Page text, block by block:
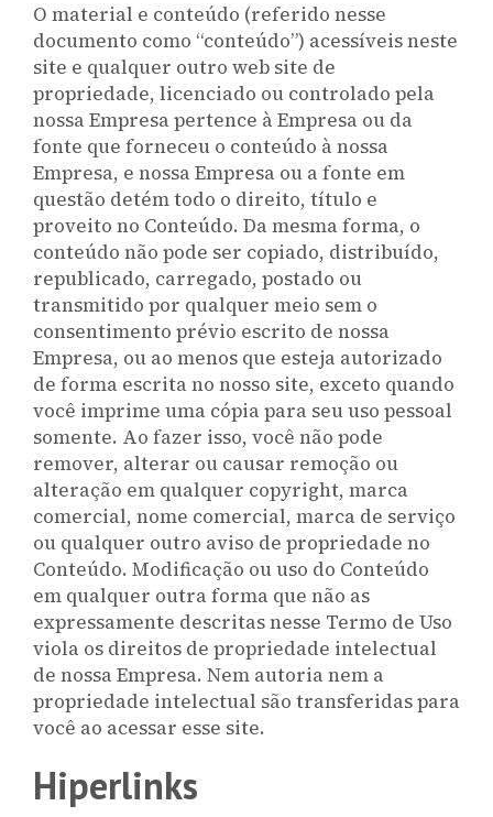
O material e conteúdo (referido nesse
documento como “conteúdo”) acessíveis neste
site e qualquer outro web site de
propriedade, licenciado ou controlado pela
nossa Empresa pertence à Empresa ou da
fonte que forneceu o conteúdo à nossa
Empresa, e nossa Empresa ou a fonte em
questão detém todo o direito, título e
proveito no Conteúdo. Da mesma forma, o
conteúdo não pode ser copiado, distribuído,
republicado, carregado, postado ou
transmitido por qualquer meio sem o
consentimento prévio escrito de nossa
Empresa, ou ao menos que esteja autorizado
de forma escrita no nosso site, exceto quando
você imprime uma cópia para seu uso pessoal
somente. Ao fazer isso, você não pode
remover, alterar ou causar remoção ou
alteração em qualquer copyright, marca
comercial, nome comercial, marca de serviço
ou qualquer outro aviso de propriedade no
Conteúdo. Modificação ou uso do Conteúdo
em qualquer outra forma que não as
expressamente descritas nesse Termo de Uso
viola os direitos de propriedade intelectual
de nossa Empresa. Nem autoria nem a
propriedade intelectual são transferidas para
você ao acessar esse site.
Hiperlinks